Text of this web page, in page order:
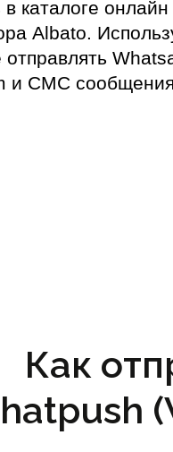
каталоге онлайн
Albato.
отправлять
и СМС
Как